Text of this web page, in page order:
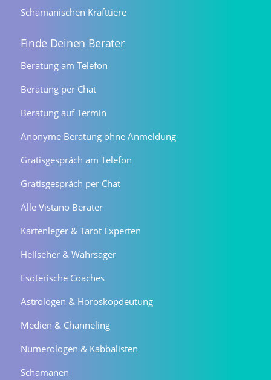
Schamanischen Krafttiere
Finde Deinen Berater
Beratung am Telefon
Beratung per Chat
Beratung auf Termin
Anonyme Beratung ohne Anmeldung
Gratisgespräch am Telefon
Gratisgespräch per Chat
Alle Vistano Berater
Kartenleger & Tarot Experten
Hellseher & Wahrsager
Esoterische Coaches
Astrologen & Horoskopdeutung
Medien & Channeling
Numerologen & Kabbalisten
Schamanen